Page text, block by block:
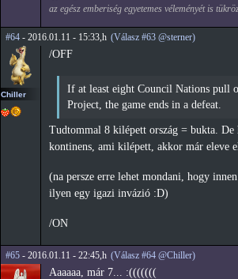
az egész emberiség egyetemes véleményét is
#64 - 2016.01.11 - 15:33,h (Válasz #63 @sterner)
Chiller
/OFF
If at least eight Council Nations pull
Project, the game ends in a defeat.
Tudtommal 8 kilépett ország = bukta. De
kontinens, ami kilépett, akkor már eleve
(na persze erre lehet mondani, hogy
ilyen egy igazi invázió :D)
/ON
#65 - 2016.01.11 - 22:45,h (Válasz #64 @Chiller)
Aaaaaa, már 7... :(((((((